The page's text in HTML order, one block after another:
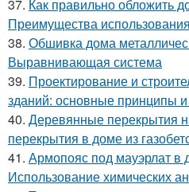
37. Как правильно обложить
Преимущества
38. Обшивка дома
Выравнивающая система
39. Проектирование и
зданий: основные принципы и
40. Деревянные перекрытия
перекрытия в доме из
41. Армопояс под мауэрлат в
Использование химических